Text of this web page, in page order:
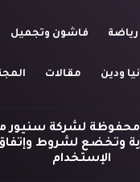
رياضة فاشون وتجميل
ودين مقالات
لشركة سنيور
وتخضع لشروط
الإستخدام